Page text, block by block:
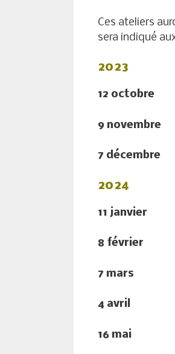
Ces ateliers
sera indiqué
2023
12 octobre
9 novembre
7 décembre
2024
11 janvier
8 février
7 mars
4 avril
16 mai